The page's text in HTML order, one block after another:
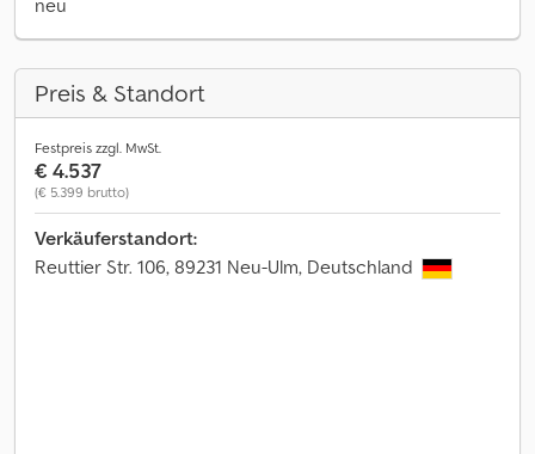
neu
Preis & Standort
Festpreis zzgl. MwSt.
€ 4.537
(€ 5.399 brutto)
Verkäuferstandort:
Reuttier Str. 106, 89231 Neu-Ulm, Deutschland